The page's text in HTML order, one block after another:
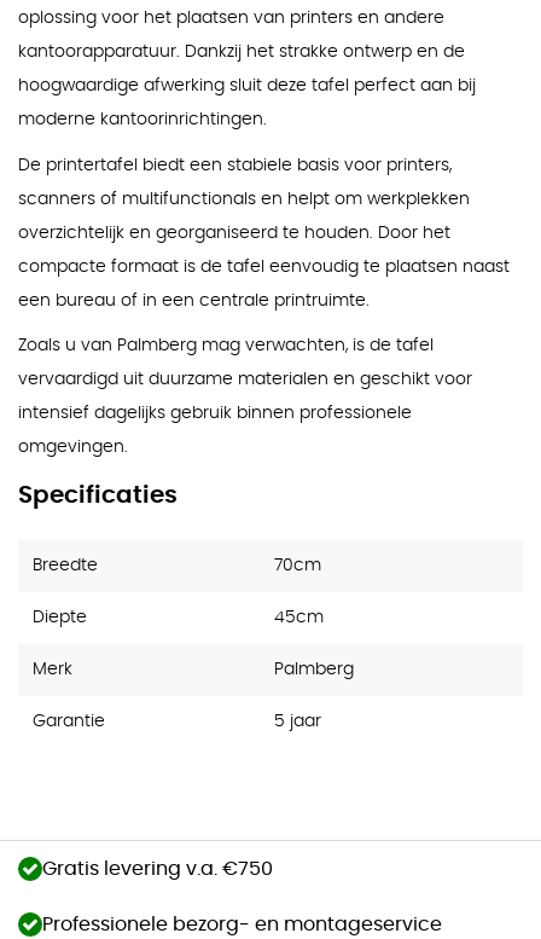
oplossing voor het plaatsen van printers en andere
kantoorapparatuur. Dankzij het strakke ontwerp en de
hoogwaardige afwerking sluit deze tafel perfect aan bij
moderne kantoorinrichtingen.
De printertafel biedt een stabiele basis voor printers,
scanners of multifunctionals en helpt om werkplekken
overzichtelijk en georganiseerd te houden. Door het
compacte formaat is de tafel eenvoudig te plaatsen naast
een bureau of in een centrale printruimte.
Zoals u van Palmberg mag verwachten, is de tafel
vervaardigd uit duurzame materialen en geschikt voor
intensief dagelijks gebruik binnen professionele
omgevingen.
Specificaties
Breedte 70cm
Diepte 45cm
Merk Palmberg
Garantie 5 jaar
Gratis levering v.a. €750
Professionele bezorg- en montageservice